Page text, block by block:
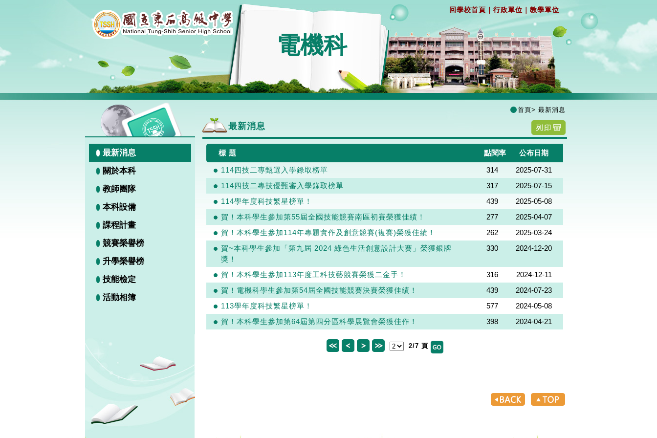
電機科
回學校首頁 行政單位 教學單位
最新消息
關於本科
教師團隊
本科設備
課程計畫
競賽榮譽榜
升學榮譽榜
技能檢定
活動相簿
首頁> 最新消息
最新消息
標 題 公布日期
點閱率
114四技二專甄選入學錄取榜單 2025-07-31
314
114四技二專技優甄審入學錄取榜單
2025-07-15
317
114學年度科技繁星榜單！
2025-05-08
439
賀！本科學生參加第55屆全國技能競賽南區初賽榮獲佳績！
2025-04-07
277
賀！本科學生參加114年專題實作及創意競賽(複賽)榮獲佳績！
2025-03-24
262
賀~本科學生參加「第九屆 2024 綠色生活創意設計大賽」榮獲銀牌
獎！
2024-12-20
330
賀！本科學生參加113年度工科技藝競賽榮獲二金手！ 2024-12-11
316
賀！電機科學生參加第54屆全國技能競賽決賽榮獲佳績！
2024-07-23
439
113學年度科技繁星榜單！
2024-05-08
577
賀！本科學生參加第64屆第四分區科學展覽會榮獲佳作！
2024-04-21
398
2/7 頁